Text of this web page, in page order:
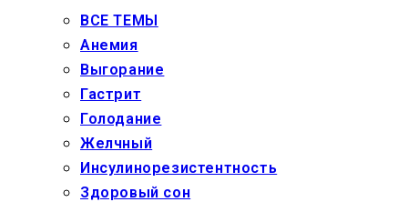
ВСЕ ТЕМЫ
Анемия
Выгорание
Гастрит
Голодание
Желчный
Инсулинорезистентность
Здоровый сон